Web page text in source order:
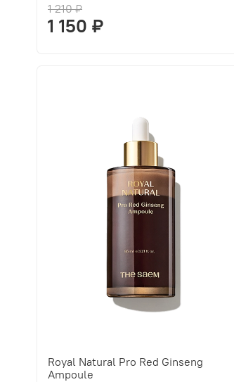
1 210 ₽
1 150 ₽
Royal Natural Pro Red Ginseng
Ampoule